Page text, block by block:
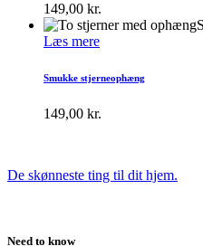
149,00 kr.
Læs mere
Smukke stjerneophæng
149,00 kr.
De skønneste ting til dit hjem.
Need to know